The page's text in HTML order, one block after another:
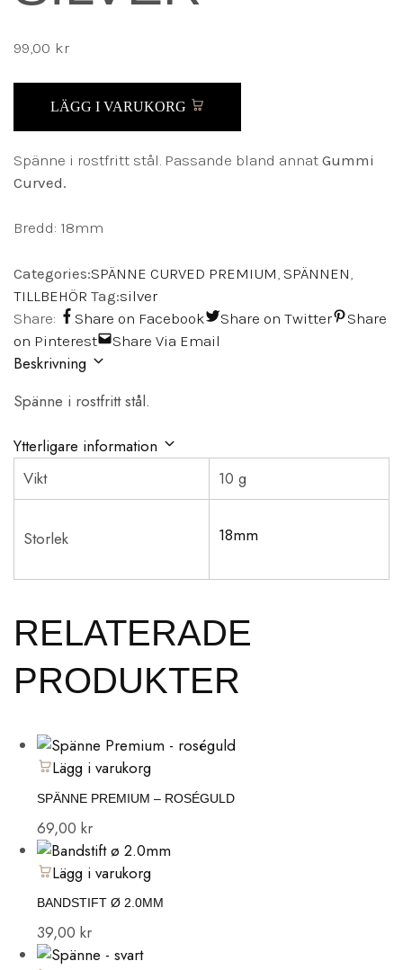
99,00 kr
LÄGG I VARUKORG
Spänne i rostfritt stål. Passande bland annat Gummi
Curved.
Bredd: 18mm
Categories:SPÄNNE CURVED PREMIUM SPÄNNEN
TILLBEHÖR Tag:silver
Share:
Share on Facebook Share on Twitter
Share
on Pinterest
Share Via Email
Beskrivning
Spänne i rostfritt stål.
Ytterligare information
Vikt
10 g
Storlek 18mm
RELATERADE
PRODUKTER
Lägg i varukorg
SPÄNNE PREMIUM – ROSÉGULD
69,00 kr
Lägg i varukorg
BANDSTIFT Ø 2.0MM
39,00 kr